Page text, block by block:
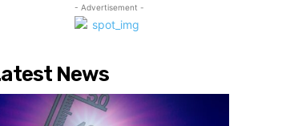
- Advertisement -
News